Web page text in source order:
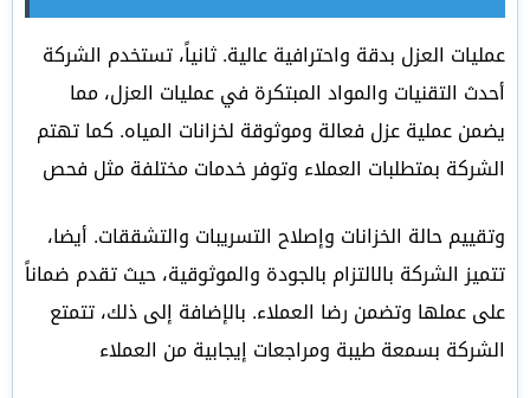
عمليات العزل بدقة واحترافية عالية. ثانياً، تستخدم الشركة
أحدث التقنيات والمواد المبتكرة في عمليات العزل، مما
يضمن عملية عزل فعالة وموثوقة لخزانات المياه. كما تهتم
الشركة بمتطلبات العملاء وتوفر خدمات مختلفة مثل فحص
وتقييم حالة الخزانات وإصلاح التسريبات والتشققات. أيضا،
تتميز الشركة بالالتزام بالجودة والموثوقية، حيث تقدم ضماناً
على عملها وتضمن رضا العملاء. بالإضافة إلى ذلك، تتمتع
الشركة بسمعة طيبة ومراجعات إيجابية من العملاء